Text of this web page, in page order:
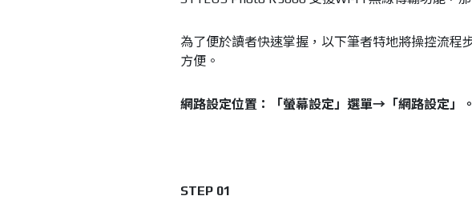
為了便於讀者快速掌握，以下筆者特地將操控流程
方便。
網路設定位置：「螢幕設定」選單→「網路設定」。
STEP 01